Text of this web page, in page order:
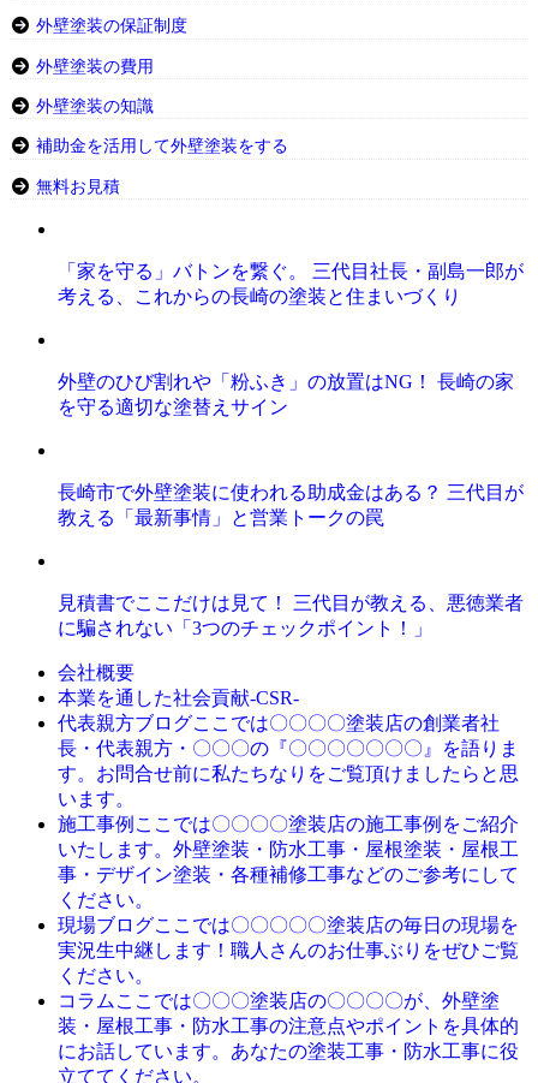
外壁塗装の保証制度
外壁塗装の費用
外壁塗装の知識
補助金を活用して外壁塗装をする
無料お見積
「家を守る」バトンを繋ぐ。 三代目社長・副島一郎が
考える、これからの長崎の塗装と住まいづくり
外壁のひび割れや「粉ふき」の放置はNG！ 長崎の家
を守る適切な塗替えサイン
長崎市で外壁塗装に使われる助成金はある？ 三代目が
教える「最新事情」と営業トークの罠
見積書でここだけは見て！ 三代目が教える、悪徳業者
に騙されない「3つのチェックポイント！」
会社概要
本業を通した社会貢献-CSR-
代表親方ブログここでは〇〇〇〇塗装店の創業者社
長・代表親方・〇〇〇の『〇〇〇〇〇〇〇』を語りま
す。お問合せ前に私たちなりをご覧頂けましたらと思
います。
施工事例 ここでは〇〇〇〇塗装店の施工事例をご紹介
いたします。外壁塗装・防水工事・屋根塗装・屋根工
事・デザイン塗装・各種補修工事などのご参考にして
ください。
現場ブログここでは〇〇〇〇〇塗装店の毎日の現場を
実況生中継します！職人さんのお仕事ぶりをぜひご覧
ください。
コラム ここでは〇〇〇塗装店の〇〇〇〇が、外壁塗
装・屋根工事・防水工事の注意点やポイントを具体的
にお話しています。あなたの塗装工事・防水工事に役
立ててください。